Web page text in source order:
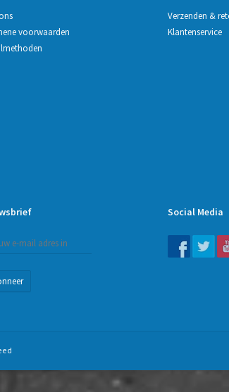
voorwaarden
Verzenden &
Klantenservice
Social Media